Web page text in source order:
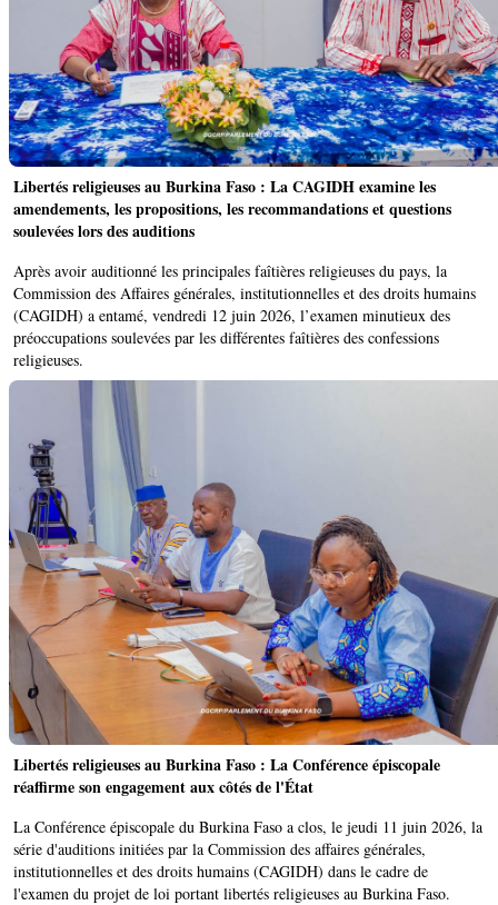
Libertés religieuses au Burkina Faso : La CAGIDH examine les
amendements, les propositions, les recommandations et questions
soulevées lors des auditions
Après avoir auditionné les principales faîtières religieuses du pays, la
Commission des Affaires générales, institutionnelles et des droits humains
(CAGIDH) a entamé, vendredi 12 juin 2026, l’examen minutieux des
préoccupations soulevées par les différentes faîtières des confessions
religieuses.
Libertés religieuses au Burkina Faso : La Conférence épiscopale
réaffirme son engagement aux côtés de l'État
La Conférence épiscopale du Burkina Faso a clos, le jeudi 11 juin 2026, la
série d'auditions initiées par la Commission des affaires générales,
institutionnelles et des droits humains (CAGIDH) dans le cadre de
l'examen du projet de loi portant libertés religieuses au Burkina Faso.